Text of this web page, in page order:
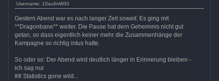
Username: 10aufmW30
Gestern Abend war es nach langer Zeit soweit: Es ging mit
**Dragonbane** weiter. Die Pause hat dem Geheimnis nicht gut
getan, so dass eigentlich keiner mehr die Zusammenhänge der
Kampagne so richtig intus hatte.
So oder so: Der Abend wird deutlich länger in Erinnerung bleiben -
ich sag nur
## Statistics gone wild...